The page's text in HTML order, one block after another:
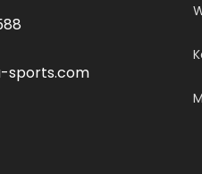
sports.com